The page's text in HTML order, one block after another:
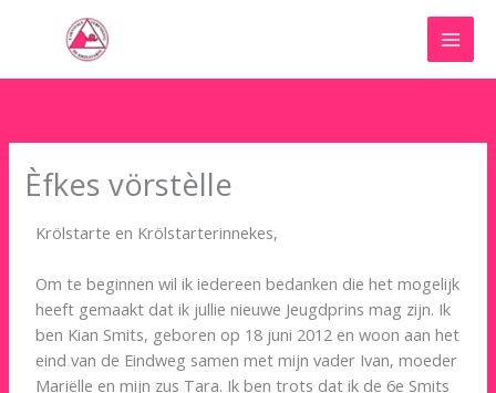
Èfkes vörstèlle
Krölstarte en Krölstarterinnekes,
Om te beginnen wil ik iedereen bedanken die het mogelijk
heeft gemaakt dat ik jullie nieuwe Jeugdprins mag zijn. Ik
ben Kian Smits, geboren op 18 juni 2012 en woon aan het
eind van de Eindweg samen met mijn vader Ivan, moeder
Mariëlle en mijn zus Tara. Ik ben trots dat ik de 6e Smits